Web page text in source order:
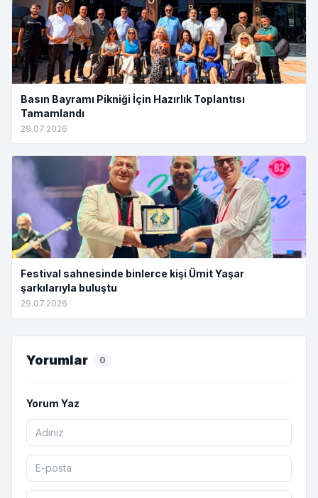
Basın Bayramı Pikniği İçin Hazırlık Toplantısı
Tamamlandı
29.07.2026
Festival sahnesinde binlerce kişi Ümit Yaşar
şarkılarıyla buluştu
29.07.2026
Yorumlar 0
Yorum Yaz